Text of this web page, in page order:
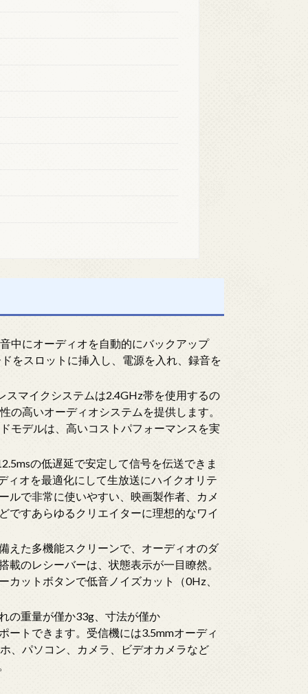
中にオーディオを自動的にバックアップ
をスロットに挿入し、電源を入れ、録音を
マイクシステムは2.4GHz帯を使用するの
高いオーディオシステムを提供します。
モデルは、高いコストパフォーマンスを実
の低遅延で安定して信号を伝送できま
ィオを最適化にして生放送にハイクオリテ
ルで非常に使いやすい、映画製作者、カメ
ですあらゆるクリエイターに理想的なワイ
えた多機能スクリーンで、オーディオのダ
のレシーバーは、状態表示が一目瞭然。
ットボタンで低音ノイズカット（0Hz、
の重量が僅か33g、寸法が僅か
ートできます。受信機には3.5mmオーディ
、パソコン、カメラ、ビデオカメラなど